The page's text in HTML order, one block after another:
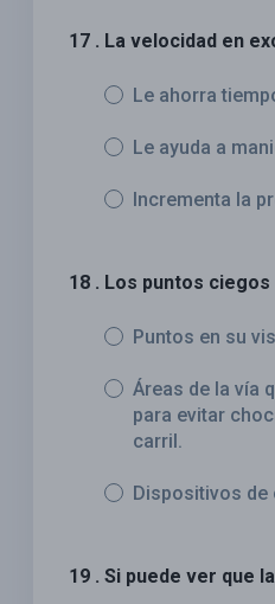
17 . La velocidad en
Le ahorra
Le ayuda a
Incrementa la
18 . Los puntos ciegos
Puntos en su
Áreas de la vía
para evitar
carril.
Dispositivos de
19 . Si puede ver que